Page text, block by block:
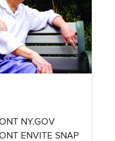
NY.GOV
ENVITE SNAP